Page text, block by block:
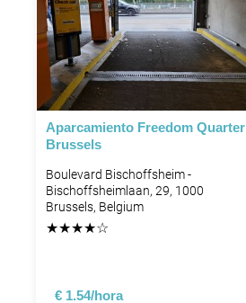
P
P
P
P
P
P
Aparcamiento Freedom Quarter
Brussels
Boulevard Bischoffsheim -
Bischoffsheimlaan, 29, 1000
Brussels, Belgium
★★★★☆
€ 1.54/hora